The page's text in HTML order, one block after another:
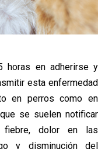
horas en adherirse y
esta enfermedad
en perros como en
se suelen notificar
fiebre, dolor en las
y disminución del